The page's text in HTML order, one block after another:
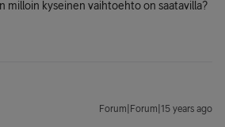
milloin kyseinen vaihtoehto on saatavilla?
Forum|Forum|15 years ago